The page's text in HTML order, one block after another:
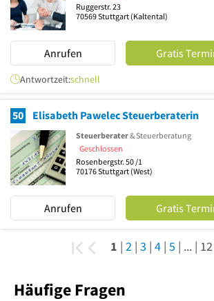
Ruggerstr. 23
70569Stuttgart (Kaltental)
Anrufen Gratis
Antwortzeit:schnell
50 Elisabeth Pawelec Steuerberaterin
Steuerberater& Steuerberatung
Geschlossen
Rosenbergstr. 50 /1
70176Stuttgart (West)
Anrufen Gratis
1 | 2 | 3 | 4 | 5 | ... | 12
Häufige Fragen